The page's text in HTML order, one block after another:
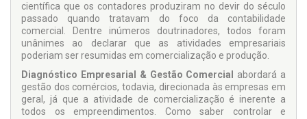
científica que os contadores produziram no devir do século
passado quando tratavam do foco da contabilidade
comercial. Dentre inúmeros doutrinadores, todos foram
unânimes ao declarar que as atividades empresariais
poderiam ser resumidas em comercialização e produção.
Diagnóstico Empresarial & Gestão Comercial
abordará a
gestão dos comércios, todavia, direcionada às empresas em
geral, já que a atividade de comercialização é inerente a
todos os empreendimentos. Como saber controlar e